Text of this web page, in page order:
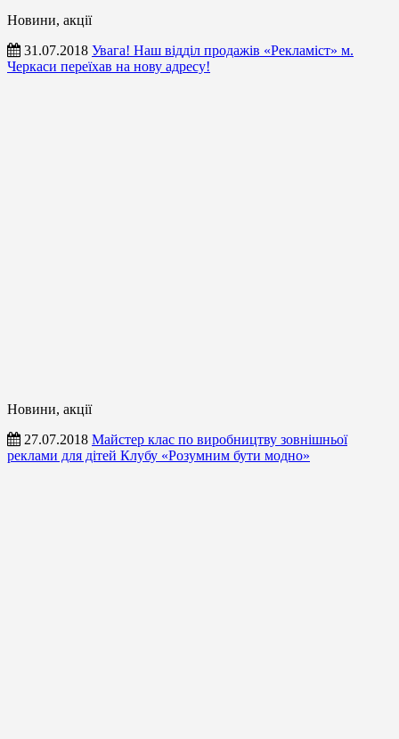
Новини, акції
31.07.2018 Увага! Наш відділ продажів «Рекламіст» м.
Черкаси переїхав на нову адресу!
Новини, акції
27.07.2018 Майстер клас по виробництву зовнішньої
реклами для дітей Клубу «Розумним бути модно»